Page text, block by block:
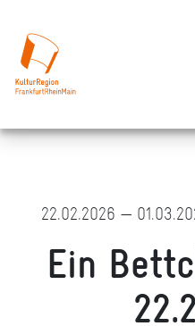
22.02.2026 —
Ein